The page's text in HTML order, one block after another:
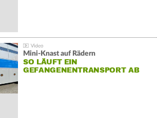
Mini-Knast auf Rädern
SO LÄUFT EIN
GEFANGENENTRANSPORT AB